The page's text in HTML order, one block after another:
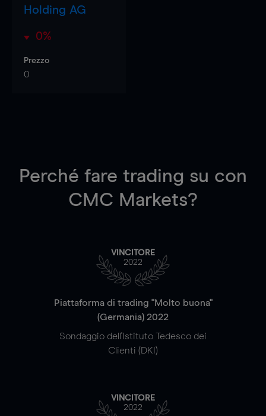
Holding AG
0%
Prezzo
0
Perché fare trading su con
CMC Markets?
VINCITORE
2022
Piattaforma di trading "Molto buona"
(Germania) 2022
Sondaggio dell'Istituto Tedesco dei
Clienti (DKI)
VINCITORE
2022